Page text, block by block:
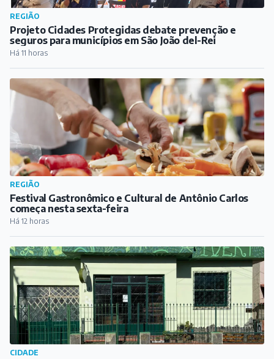
REGIÃO
Projeto Cidades Protegidas debate prevenção e
seguros para municípios em São João del-Rei
Há 11 horas
REGIÃO
Festival Gastronômico e Cultural de Antônio Carlos
começa nesta sexta-feira
Há 12 horas
CIDADE